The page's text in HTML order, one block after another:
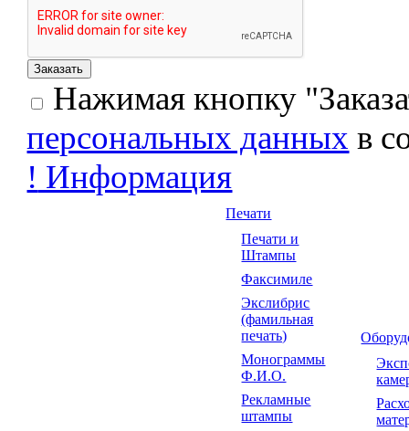
Нажимая кнопку
персональных данных в
! Информация
Печати
Печати и
Штампы
Факсимиле
Экслибрис
(фамильная
печать)
Монограммы
Ф.И.О.
Рекламные
штампы